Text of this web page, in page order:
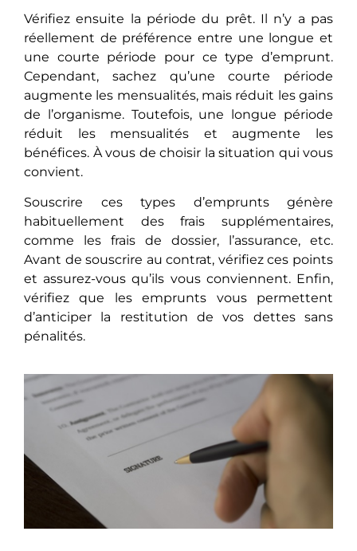
Vérifiez ensuite la période du prêt. Il n’y a pas
réellement de préférence entre une longue et
une courte période pour ce type d’emprunt.
Cependant, sachez qu’une courte période
augmente les mensualités, mais réduit les gains
de l’organisme. Toutefois, une longue période
réduit les mensualités et augmente les
bénéfices. À vous de choisir la situation qui vous
convient.
Souscrire ces types d’emprunts génère
habituellement des frais supplémentaires,
comme les frais de dossier, l’assurance, etc.
Avant de souscrire au contrat, vérifiez ces points
et assurez-vous qu’ils vous conviennent. Enfin,
vérifiez que les emprunts vous permettent
d’anticiper la restitution de vos dettes sans
pénalités.